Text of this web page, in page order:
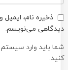
ذخیره نام،
دیدگاهی می‌نویسم.
شما باید وارد
کنید.